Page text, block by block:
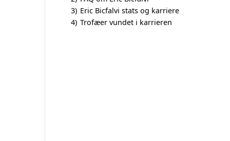
3) Eric Bicfalvi stats og karriere
4) Trofæer vundet i karrieren